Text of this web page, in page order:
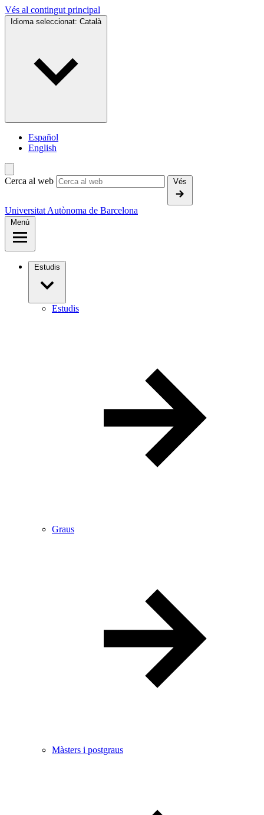
Vés al contingut principal
Idioma seleccionat: Català
Español
English
Cerca al web Vés
Universitat Autònoma de Barcelona
Menú
Estudis
Estudis
Graus
Màsters i postgraus